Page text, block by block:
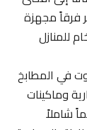
مجهزة
المطابخ